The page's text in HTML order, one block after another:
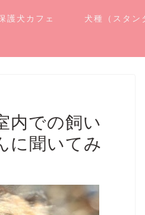
護犬カフェ 犬種（スタン
内での飼い
に聞いてみ